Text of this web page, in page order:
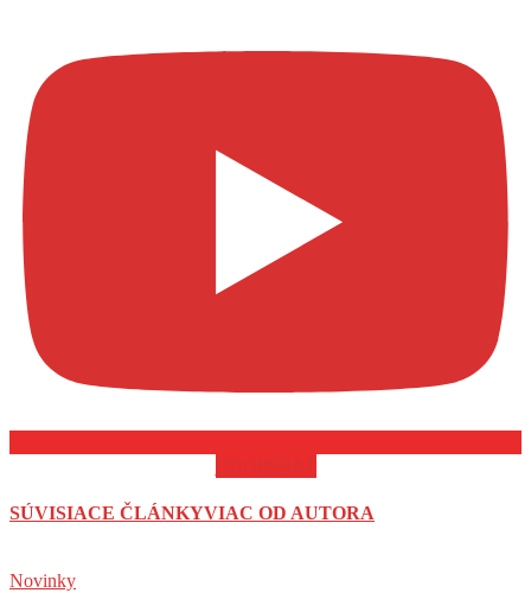
SÚVISIACE ČLÁNKYVIAC OD AUTORA
Novinky